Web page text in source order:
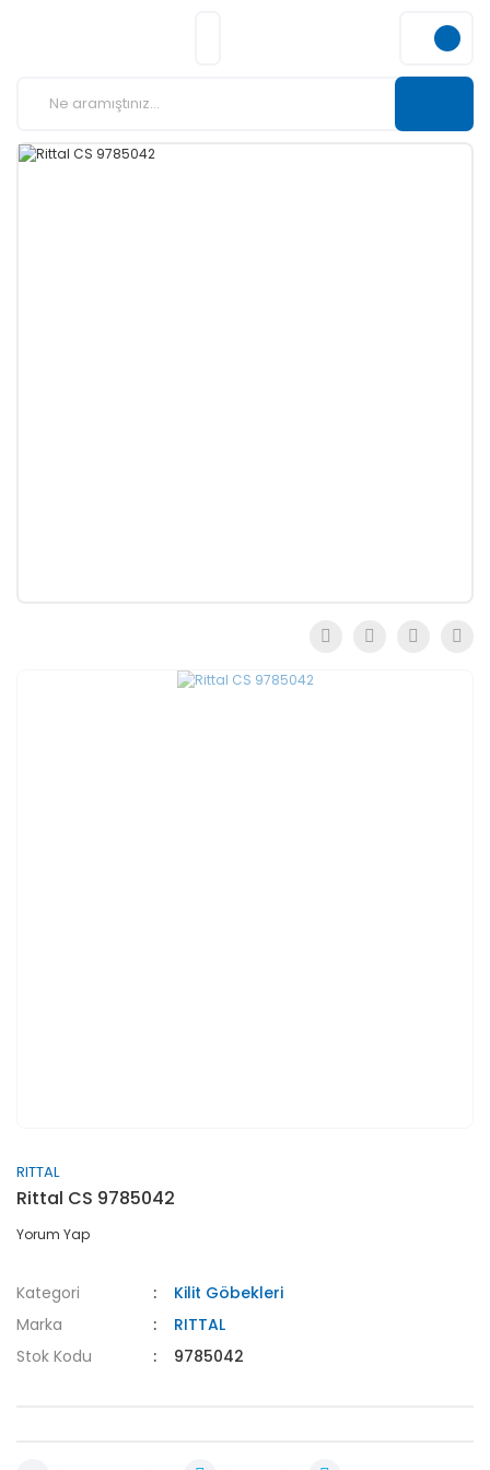
RITTAL
Rittal CS 9785042
Yorum Yap
Kategori
Kilit Göbekleri
Marka
RITTAL
Stok Kodu
9785042